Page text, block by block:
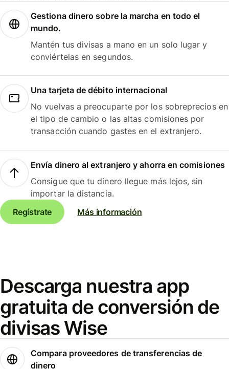
Gestiona dinero sobre la marcha en todo el
mundo.
Mantén tus divisas a mano en un solo lugar y
conviértelas en segundos.
Una tarjeta de débito internacional
No vuelvas a preocuparte por los sobreprecios en
el tipo de cambio o las altas comisiones por
transacción cuando gastes en el extranjero.
Envía dinero al extranjero y ahorra en comisiones
Consigue que tu dinero llegue más lejos, sin
importar la distancia.
Regístrate
Más información
Descarga nuestra app
gratuita de conversión de
divisas Wise
Compara proveedores de transferencias de
dinero